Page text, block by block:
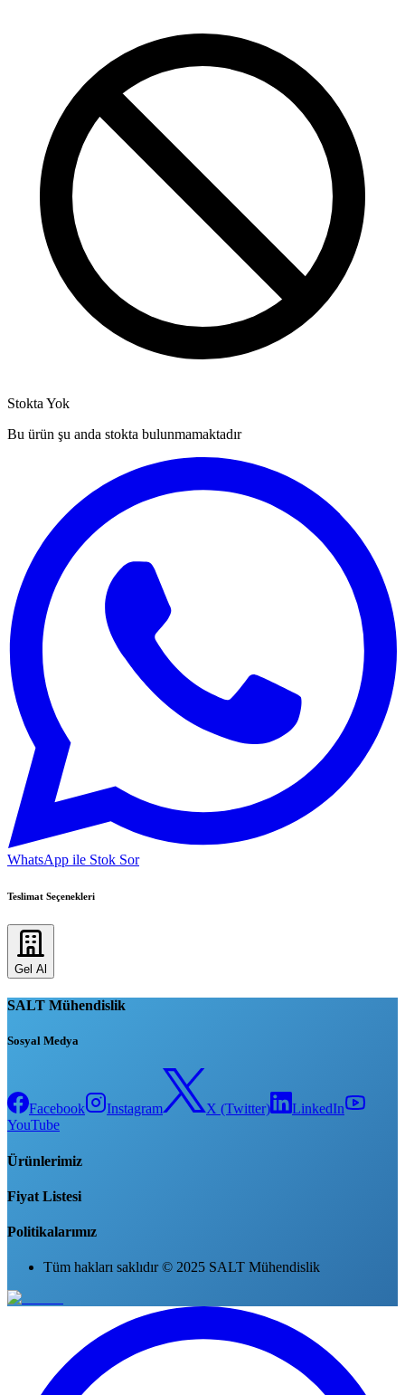
Stokta Yok
Bu ürün şu anda stokta bulunmamaktadır
WhatsApp ile Stok Sor
Teslimat Seçenekleri
Gel Al
SALT Mühendislik
Sosyal Medya
Facebook Instagram X (Twitter)
LinkedIn
YouTube
Ürünlerimiz
Fiyat Listesi
Politikalarımız
Tüm hakları saklıdır © 2025 SALT Mühendislik